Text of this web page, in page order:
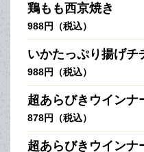
鶏もも西京焼き
988円（税込）
いかたっぷり揚げチ
988円（税込）
超あらびきウインナ
878円（税込）
超あらびきウインナ